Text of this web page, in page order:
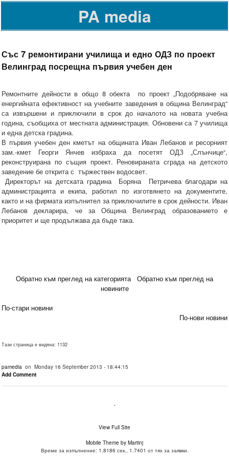
PA media
Със 7 ремонтирани училища и едно ОДЗ по проект
Велинград посрещна първия учебен ден
Ремонтните дейности в общо 8 обекта по проект „Подобряване на
енергийната ефективност на учебните заведения в община Велинград“
са извършени и приключили в срок до началото на новата учебна
година, съобщиха от местната администрация. Обновени са 7 училища
и една детска градина.
В първия учебен ден кметът на общината Иван Лебанов и ресорният
зам.-кмет Георги Янчев избраха да посетят ОДЗ „Слънчице“,
реконструирана по същия проект. Реновираната сграда на детското
заведение бе открита с тържествен водосвет.
Директорът на детската градина Боряна Петричева благодари на
администрацията и екипа, работил по изготвянето на документите,
както и на фирмата изпълнител за приключилите в срок дейности. Иван
Лебанов декларира, че за Община Велинград образованието е
приоритет и ще продължава да бъде така.
Обратно към преглед на категорията
Обратно към преглед на
новините
По-стари новини
По-нови новини
Тази страница е видяна: 1132
pamedia on Monday 16 September 2013 - 18:44:15
Add Comment
.
View Full Site
Mobile Theme by Martinj
Време за изпълнение: 1.8186 сек., 1.7401 от тях за заявки.